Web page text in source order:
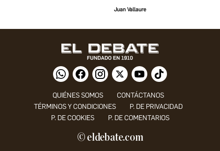
Juan Vallaure
QUIÉNES SOMOS
CONTÁCTANOS
TÉRMINOS Y CONDICIONES
P. DE PRIVACIDAD
P. DE COOKIES
P. DE COMENTARIOS
© eldebate.com